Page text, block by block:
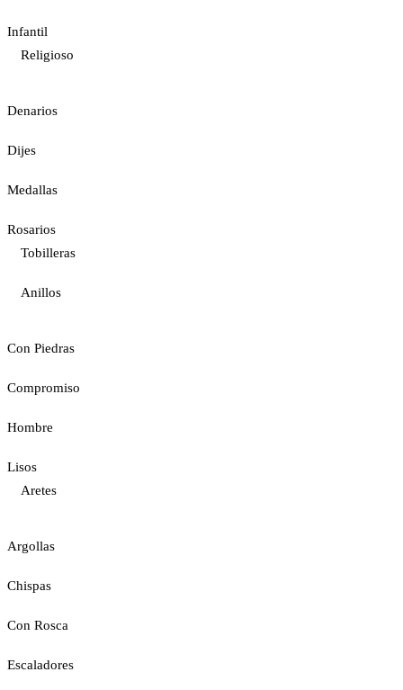
Infantil
Religioso
Denarios
Dijes
Medallas
Rosarios
Tobilleras
Anillos
Con Piedras
Compromiso
Hombre
Lisos
Aretes
Argollas
Chispas
Con Rosca
Escaladores